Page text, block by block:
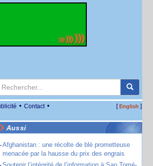
• Contact • [English ]
Aussi
Afghanistan : une récolte de blé prometteuse
menacée par la hausse du prix des engrais